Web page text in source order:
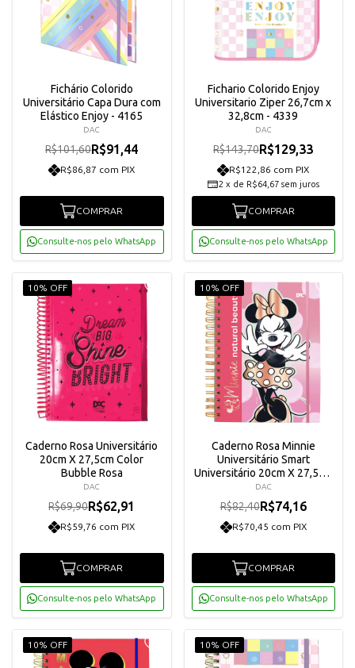
Fichário Colorido
Universitário Capa Dura com
Elástico Enjoy - 4165
DAC
R$101,60R$91,44
R$86,87 com PIX
COMPRAR
Consulte-nos pelo WhatsApp
Fichario Colorido Enjoy
Universitario Ziper 26,7cm x
32,8cm - 4339
DAC
R$143,70R$129,33
R$122,86 com PIX
2 x de R$64,67 sem juros
COMPRAR
Consulte-nos pelo WhatsApp
10% OFF
Caderno Rosa Universitário
20cm X 27,5cm Color
Bubble Rosa
DAC
R$69,90R$62,91
R$59,76 com PIX
COMPRAR
Consulte-nos pelo WhatsApp
10% OFF
Caderno Rosa Minnie
Universitário Smart
Universitário 20cm X 27,5cm
Dac
DAC
R$82,40R$74,16
R$70,45 com PIX
COMPRAR
Consulte-nos pelo WhatsApp
10% OFF 10% OFF